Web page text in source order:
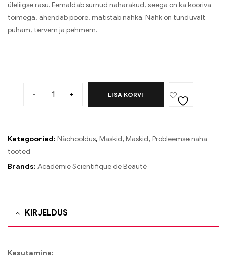
üleliigse rasu. Eemaldab surnud naharakud, seega on ka kooriva
toimega, ahendab poore, matistab nahka. Nahk on tunduvalt
puham, tervem ja pehmem.
- + LISA KORVI
Kategooriad: Näohooldus, Maskid, Maskid, Probleemse naha
tooted
Brands: Académie Scientifique de Beauté
KIRJELDUS
Kasutamine: